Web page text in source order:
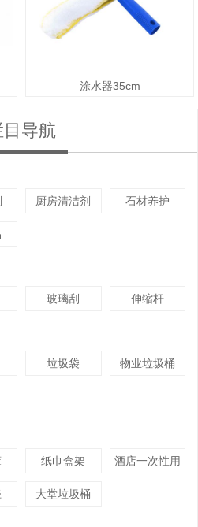
涂水器35cm
目导航
厨房清洁剂 石材养护
玻璃刮 伸缩杆
垃圾袋 物业垃圾桶
纸巾盒架
酒店一次性用
大堂垃圾桶